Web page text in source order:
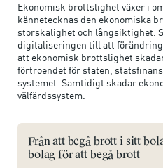
Ekonomisk brottslighet växer i
kännetecknas den ekonomiska
storskalighet och långsiktighet.
digitaliseringen till att
att ekonomisk brottslighet
förtroendet för staten,
systemet. Samtidigt skadar
välfärdssystem.
Från att begå brott i sitt
bolag för att begå brott